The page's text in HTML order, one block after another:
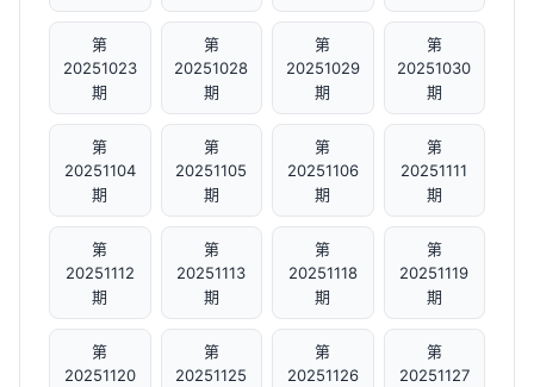
第
20251023
期
第
20251028
期
第
20251029
期
第
20251030
期
第
20251104
期
第
20251105
期
第
20251106
期
第
20251111
期
第
20251112
期
第
20251113
期
第
20251118
期
第
20251119
期
第
20251120
第
20251125
第
20251126
第
20251127